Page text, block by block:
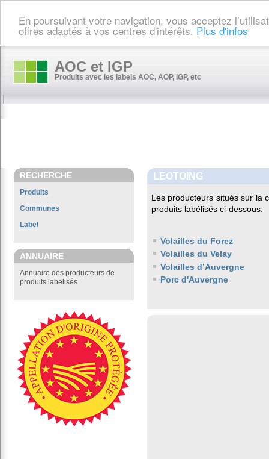
En poursuivant votre navigation, vous acceptez
offres adaptés à vos centres d'intérêts. Plus d'infos
AOC et IGP
Produits avec les labels AOC, AOP, IGP, etc
RECHERCHE
Produits
Communes
Label
ANNUAIRE
Annuaire des producteurs de
produits labelisés
LEOTOING
Les producteurs situés sur la
produits labélisés ci-dessous:
Volailles du Forez
Volailles du Velay
Volailles d’Auvergne
Porc d'Auvergne